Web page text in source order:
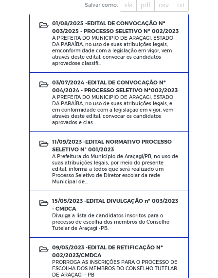
Salvar como: xls pdf csv txt
01/08/2025 -EDITAL DE CONVOCAÇÃO Nº
003/2025 - PROCESSO SELETIVO Nº 002/2023
A PREFEITA DO MUNICIPIO DE ARAÇAGI, ESTADO
DA PARAÍBA, no uso de suas atribuições legais,
emconformidade com a legislação em vigor, vem
através deste edital, convocar os candidatos
aprovadose classifi...
03/07/2024 -EDITAL DE CONVOCAÇÃO Nº
004/2024 - PROCESSO SELETIVO Nº002/2023
A PREFEITA DO MUNICIPIO DE ARAÇAGI, ESTADO
DA PARAÍBA, no uso de suas atribuições legais, e
em conformidade com a legislação em vigor, vem
através deste edital, convocar os candidatos
aprovados e clas...
11/09/2023 -EDITAL NORMATIVO PROCESSO
SELETIVO N° 001/2023
A Prefeitura do Município de Araçagi/PB, no uso de
suas atribuições legais, por meio do presente
edital, informa a todos que será realizado um
Processo Seletivo de Diretor escolar da rede
Municipal de...
15/05/2023 -EDITAL DIVULGAÇÃO nº 003/2023
- CMDCA
Divulga a lista de candidatos inscritos para o
processo de escolha dos membros do Conselho
Tutelar de Araçagi -PB.
09/05/2023 -EDITAL DE RETIFICAÇÃO Nº
002/2023/CMDCA
PRORROGA AS INSCRIÇÕES PARA O PROCESSO DE
ESCOLHA DOS MEMBROS DO CONSELHO TUTELAR
DE ARAÇAGI - PB